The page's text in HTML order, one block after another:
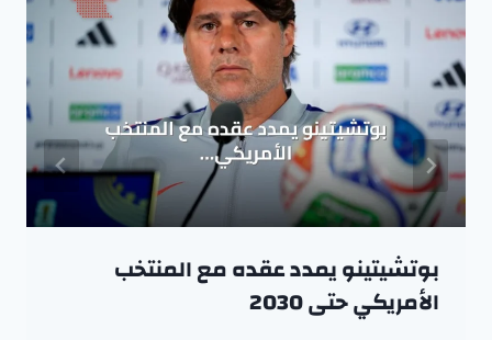
بوتشيتينو يمدد عقده مع المنتخب
الأمريكي حتى 2030